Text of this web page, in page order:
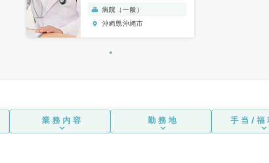
病院（一般）
沖縄県沖縄市
業務内容 勤務地 手当/福